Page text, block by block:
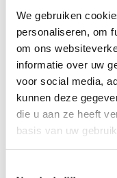
We gebruiken
personaliseren, om
om ons
informatie over uw
voor social media,
kunnen deze
die u aan ze heeft
basis van uw
Ook interessant